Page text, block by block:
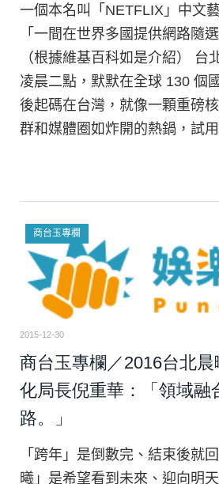
凌晨二點，默默在全球 130 個
後起碼在台灣，就像一顆重磅
群和媒體圈如炸開的熱鍋，試
2015-12-30
商台玉專欄／2016台北
化局長倪重華：「領域融
路。」
「跨年」是倒數完、結束後就回
曦」是希望看到未來、迎向明
日的開始⋯